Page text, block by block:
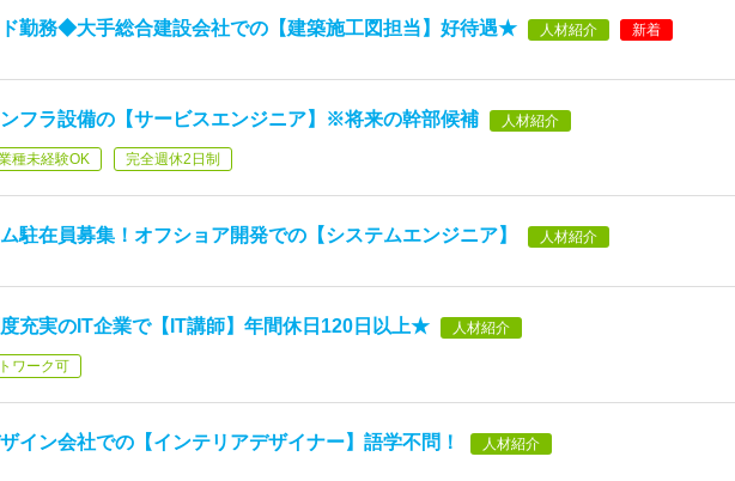
勤務◆大手総合建設会社での【建築施工図担当】好待遇★ 人材紹介 新着
フラ設備の【サービスエンジニア】※将来の幹部候補 人材紹介
種未経験OK 完全週休2日制
駐在員募集！オフショア開発での【システムエンジニア】 人材紹介
充実のIT企業で【IT講師】年間休日120日以上★ 人材紹介
ワーク可
イン会社での【インテリアデザイナー】語学不問！ 人材紹介